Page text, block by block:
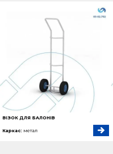
ВІЗОК ДЛЯ БАЛОНІВ
Каркас: метал